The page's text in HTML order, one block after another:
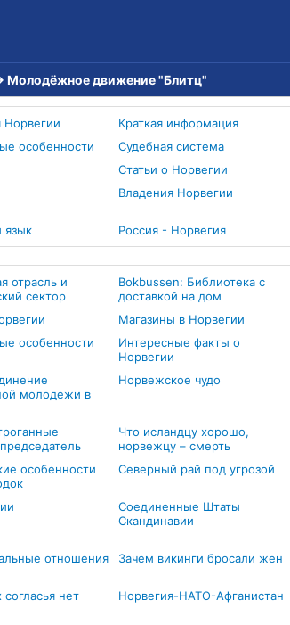
Молодёжное движение "Блитц"
Норвегии Краткая информация
особенности
Судебная система
Статьи о Норвегии
Владения Норвегии
язык Россия - Норвегия
отрасль и
сектор
Bokbussen: Библиотека с
доставкой на дом
Магазины в Норвегии
особенности
Интересные факты о
Норвегии
молодежи в
Норвежское чудо
Что исландцу хорошо,
норвежцу – смерть
особенности
Северный рай под угрозой
Соединенные Штаты
Скандинавии
отношения
Зачем викинги бросали жен
нет Норвегия-НАТО-Афганистан